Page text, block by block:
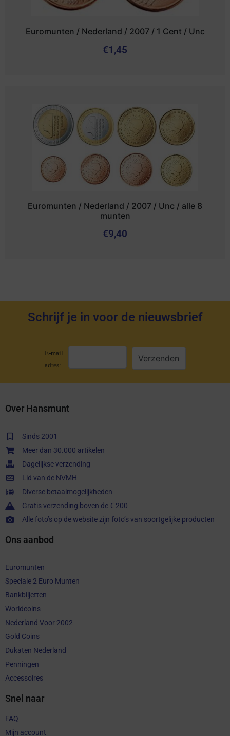
Euromunten / Nederland / 2007 / 1 Cent / Unc
€1,45
Euromunten / Nederland / 2007 / Unc / alle 8
munten
€9,40
Schrijf je in voor de nieuwsbrief
E-mail
adres:
Over Hansmunt
Sinds 2001
Meer dan 30.000 artikelen
Dagelijkse verzending
Lid van de NVMH
Diverse betaalmogelijkheden
Gratis verzending boven de € 200
Alle foto’s op de website zijn foto’s van soortgelijke producten
Ons aanbod
Euromunten
Speciale 2 Euro Munten
Bankbiljetten
Worldcoins
Nederland Voor 2002
Gold Coins
Dukaten Nederland
Penningen
Accessoires
Snel naar
FAQ
Mijn account